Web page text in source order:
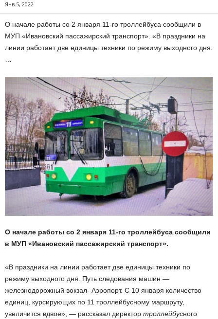
Янв 5, 2022
О начале работы со 2 января 11-го троллейбуса сообщили в
МУП «Ивановский пассажирский транспорт». «В праздники на
линии работает две единицы техники по режиму выходного дня.
О начале работы со 2 января 11-го троллейбуса сообщили
в МУП «Ивановский пассажирский транспорт».
«В праздники на линии работает две единицы техники по
режиму выходного дня. Путь следования машин —
железнодорожный вокзал- Аэропорт. С 10 января количество
единиц, курсирующих по 11 троллейбусному маршруту,
увеличится вдвое», — рассказал директор троллейбусного